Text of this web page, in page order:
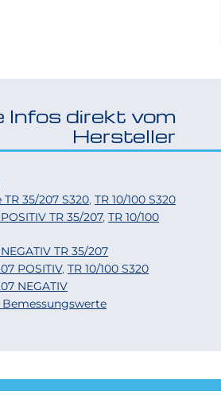
Infos direkt vom
Hersteller
35/207 S320, TR 10/100 S320
TR 35/207, TR 10/100
TR 35/207
POSITIV, TR 10/100 S320
NEGATIV